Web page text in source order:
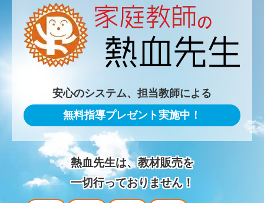
安心のシステム、担当教師による
無料指導プレゼント実施中！
熱血先生は、教材販売を
一切行っておりません！